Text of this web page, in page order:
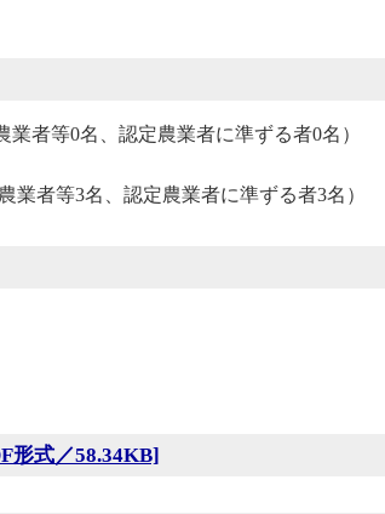
等0名、認定農業者に準ずる者0名）
3名、認定農業者に準ずる者3名）
形式／58.34KB]